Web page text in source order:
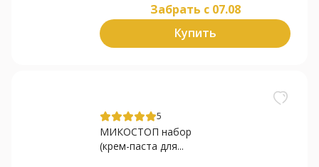
Забрать c 07.08
Купить
5
МИКОСТОП набор
(крем-паста для...